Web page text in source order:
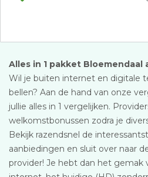
Alles in 1 pakket Bloemendaal
Wil je buiten internet en digitale
bellen? Aan de hand van onze
jullie alles in 1 vergelijken.
welkomstbonussen zodra je
Bekijk razendsnel de
aanbiedingen en sluit over naar
provider! Je hebt dan het gemak